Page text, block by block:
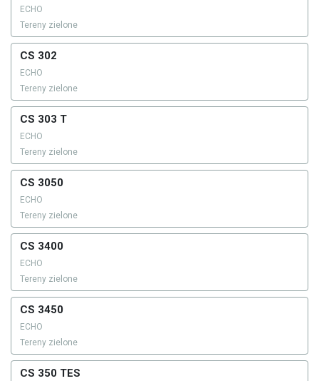
ECHO
Tereny zielone
CS 302
ECHO
Tereny zielone
CS 303 T
ECHO
Tereny zielone
CS 3050
ECHO
Tereny zielone
CS 3400
ECHO
Tereny zielone
CS 3450
ECHO
Tereny zielone
CS 350 TES